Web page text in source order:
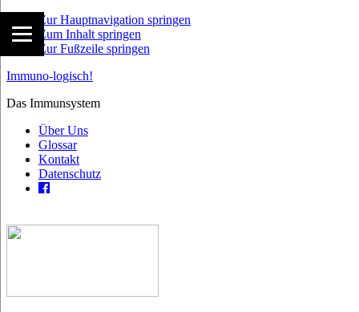
Zur Hauptnavigation springen
Zum Inhalt springen
Zur Fußzeile springen
Immuno-logisch!
Das Immunsystem
Über Uns
Glossar
Kontakt
Datenschutz